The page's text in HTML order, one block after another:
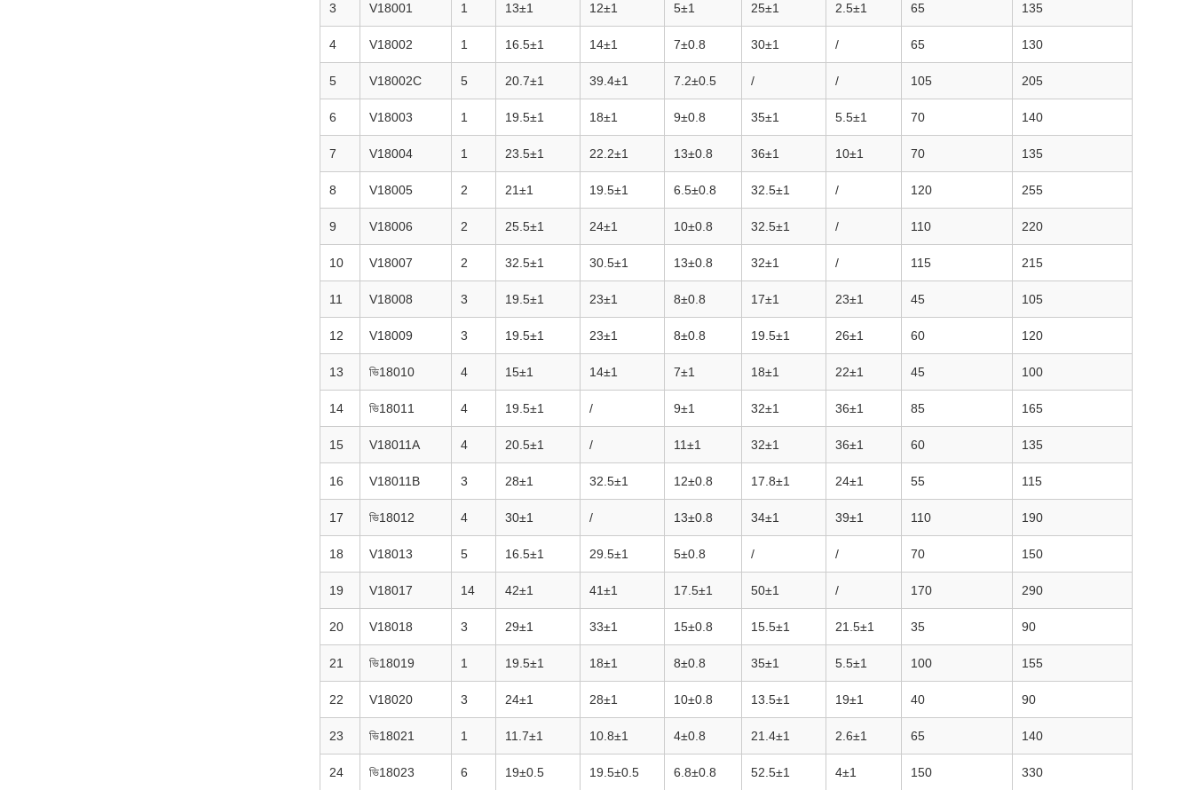
3 V18001 1 13±1 12±1 5±1 25±1 2.5±1 65 135
4 V18002 1 16.5±1 14±1 7±0.8 30±1 / 65 130
5 V18002C 5 20.7±1 39.4±1 7.2±0.5 / / 105 205
6 V18003 1 19.5±1 18±1 9±0.8 35±1 5.5±1 70 140
7 V18004 1 23.5±1 22.2±1 13±0.8 36±1 10±1 70 135
8 V18005 2 21±1 19.5±1 6.5±0.8 32.5±1 / 120 255
9 V18006 2 25.5±1 24±1 10±0.8 32.5±1 / 110 220
10 V18007 2 32.5±1 30.5±1 13±0.8 32±1 / 115 215
11 V18008 3 19.5±1 23±1 8±0.8 17±1 23±1 45 105
12 V18009 3 19.5±1 23±1 8±0.8 19.5±1 26±1 60 120
13 ভি18010 4 15±1 14±1 7±1 18±1 22±1 45 100
14 ভি18011 4 19.5±1 / 9±1 32±1 36±1 85 165
15 V18011A 4 20.5±1 / 11±1 32±1 36±1 60 135
16 V18011B 3 28±1 32.5±1 12±0.8 17.8±1 24±1 55 115
17 ভি18012 4 30±1 / 13±0.8 34±1 39±1 110 190
18 V18013 5 16.5±1 29.5±1 5±0.8 / / 70 150
19 V18017 14 42±1 41±1 17.5±1 50±1 / 170 290
20 V18018 3 29±1 33±1 15±0.8 15.5±1 21.5±1 35 90
21 ভি18019 1 19.5±1 18±1 8±0.8 35±1 5.5±1 100 155
22 V18020 3 24±1 28±1 10±0.8 13.5±1 19±1 40 90
23 ভি18021 1 11.7±1 10.8±1 4±0.8 21.4±1 2.6±1 65 140
24 ভি18023 6 19±0.5 19.5±0.5 6.8±0.8 52.5±1 4±1 150 330